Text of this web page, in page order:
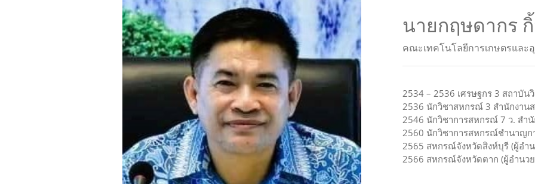
นายกฤษดากร
คณะเทคโนโลยีการเกษตรและ
2534 – 2536 เศรษฐกร 3 สถาบัน
2536 นักวิชาสหกรณ์ 3 สำนักงาน
2546 นักวิชาการสหกรณ์ 7 ว. สำ
2560 นักวิชาการสหกรณ์ชำนาญ
2565 สหกรณ์จังหวัดสิงห์บุรี (ผู้อำ
2566 สหกรณ์จังหวัดตาก (ผู้อำนว